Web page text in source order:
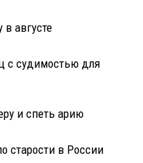
августе
с судимостью для
и спеть арию
старости в России